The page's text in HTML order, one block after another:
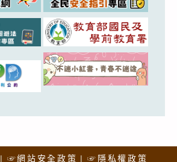
☞網站安全政策 ☞隱私權政策